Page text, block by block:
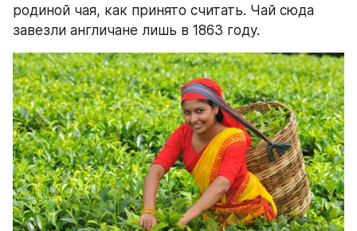
родиной чая, как принято считать. Чай сюда
завезли англичане лишь в 1863 году.